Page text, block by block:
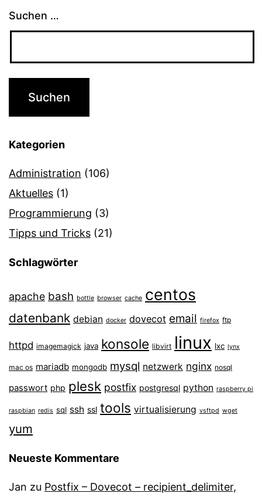
Suchen …
Kategorien
Administration (106)
Aktuelles (1)
Programmierung (3)
Tipps und Tricks (21)
Schlagwörter
apache bash bottle browser cache centos
datenbank debian docker dovecot email firefox ftp
httpd imagemagick java konsole libvirt linux lxc lynx
mac os mariadb mongodb mysql netzwerk nginx nosql
passwort php plesk postfix postgresql python raspberry pi
raspbian redis sql ssh ssl tools virtualisierung vsftpd wget
yum
Neueste Kommentare
Jan zu Postfix – Dovecot – recipient_delimiter,